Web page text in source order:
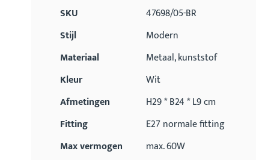
SKU
47698/05-BR
Stijl
Modern
Materiaal
Metaal, kunststof
Kleur
Wit
Afmetingen
H29 * B24 * L9 cm
Fitting
E27 normale fitting
Max vermogen
max. 60W